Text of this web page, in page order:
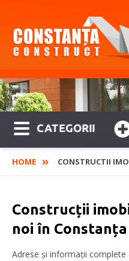
CATEGORII
HOME CONSTRUCTII
Construcții
noi în Constanța
Adrese și informații